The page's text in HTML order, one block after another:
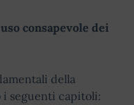
consapevole dei
della
seguenti capitoli: